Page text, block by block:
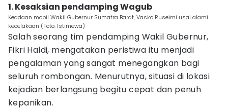
1. Kesaksian pendamping Wagub
Keadaan mobil Wakil Gubernur Sumatra Barat, Vasko Ruseimi usai alami
kecelakaan (Foto: Istimewa)
Salah seorang tim pendamping Wakil Gubernur,
Fikri Haldi, mengatakan peristiwa itu menjadi
pengalaman yang sangat menegangkan bagi
seluruh rombongan. Menurutnya, situasi di lokasi
kejadian berlangsung begitu cepat dan penuh
kepanikan.